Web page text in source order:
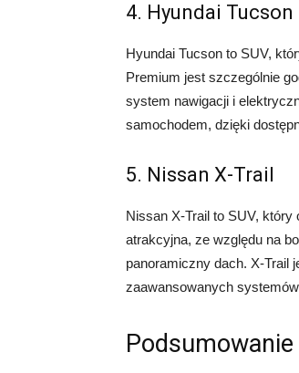
4. Hyundai Tucson
Hyundai Tucson to SUV,
Premium jest szczególnie
system nawigacji i
samochodem, dzięki
5. Nissan X-Trail
Nissan X-Trail to SUV,
atrakcyjna, ze względu na
panoramiczny dach. X-Trail
zaawansowanych
Podsumowanie